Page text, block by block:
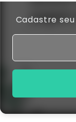
Cadastre